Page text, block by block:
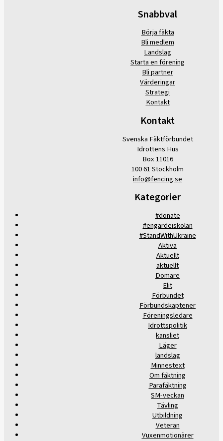
Snabbval
Börja fäkta
Bli medlem
Landslag
Starta en förening
Bli partner
Värderingar
Strategi
Kontakt
Kontakt
Svenska Fäktförbundet
Idrottens Hus
Box 11016
100 61 Stockholm
info@fencing.se
Kategorier
#donate
#engardeiskolan
#StandWithUkraine
Aktiva
Aktuellt
aktuellt
Domare
Elit
Förbundet
Förbundskaptener
Föreningsledare
Idrottspolitik
kansliet
Läger
landslag
Minnestext
Om fäktning
Parafäktning
SM-veckan
Tävling
Utbildning
Veteran
Vuxenmotionärer